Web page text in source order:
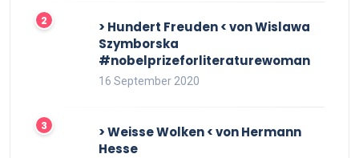
> Hundert Freuden < von Wislawa
Szymborska
#nobelprizeforliteraturewoman
16 September 2020
> Weisse Wolken < von Hermann
Hesse